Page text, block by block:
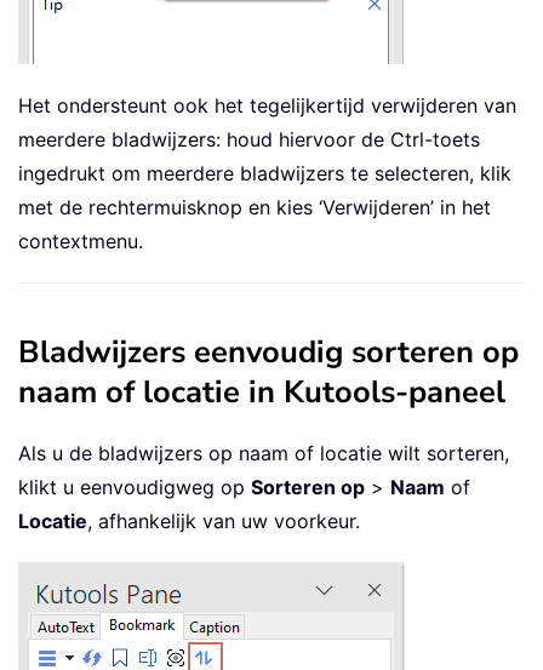
Het ondersteunt ook het tegelijkertijd verwijderen van
meerdere bladwijzers: houd hiervoor de Ctrl-toets
ingedrukt om meerdere bladwijzers te selecteren, klik
met de rechtermuisknop en kies ‘Verwijderen’ in het
contextmenu.
Bladwijzers eenvoudig sorteren op
naam of locatie in Kutools-paneel
Als u de bladwijzers op naam of locatie wilt sorteren,
klikt u eenvoudigweg op Sorteren op > Naam of
Locatie, afhankelijk van uw voorkeur.